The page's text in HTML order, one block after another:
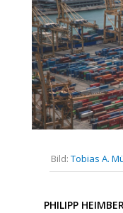
Bild: Tobias A.
PHILIPP